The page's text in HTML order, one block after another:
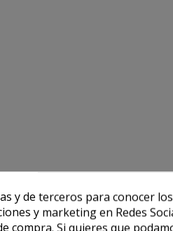
y de terceros para conocer
y marketing en Redes
compra. Si quieres que